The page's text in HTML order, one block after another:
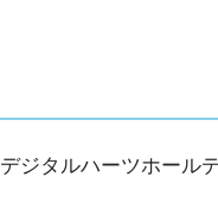
デジタルハーツホール